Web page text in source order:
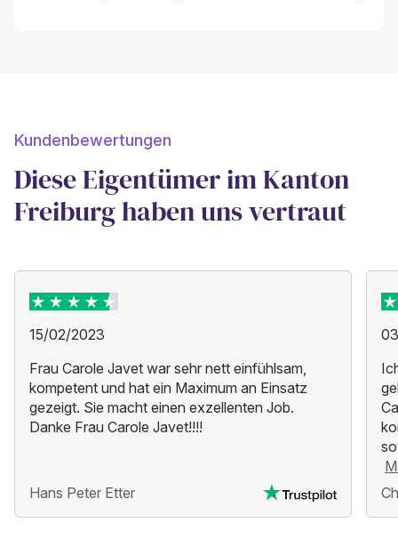
Kundenbewertungen
Diese Eigentümer im Kanton
Freiburg haben uns vertraut
15/02/2023
Frau Carole Javet war sehr nett einfühlsam,
kompetent und hat ein Maximum an Einsatz
gezeigt. Sie macht einen exzellenten Job.
Danke Frau Carole Javet!!!!
Hans Peter Etter